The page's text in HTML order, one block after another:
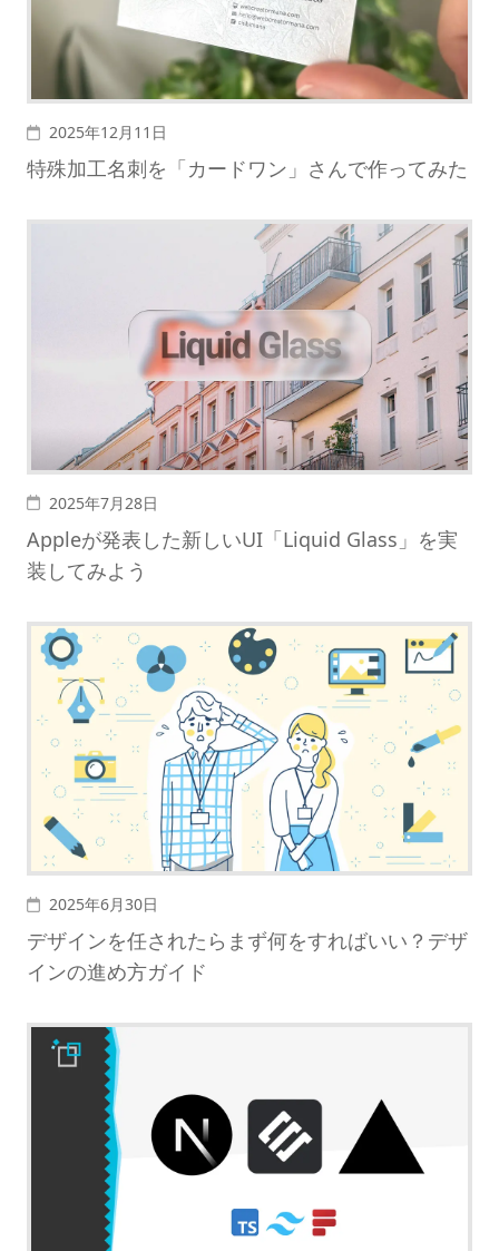
投稿日
2025年12月11日
特殊加工名刺を「カードワン」さんで作ってみた
投稿日
2025年7月28日
Appleが発表した新しいUI「Liquid Glass」を実
装してみよう
投稿日
2025年6月30日
デザインを任されたらまず何をすればいい？デザ
インの進め方ガイド